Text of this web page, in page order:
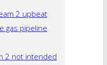
2 upbeat
gas pipeline
2 not intended